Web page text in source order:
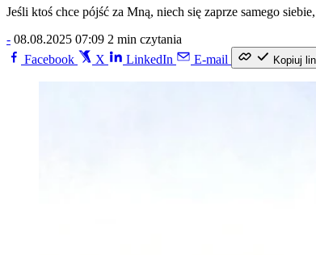
Jeśli ktoś chce pójść za Mną, niech się zaprze samego
- 08.08.2025 07:09 2 min czytania
Facebook
X LinkedIn E-mail Kopiuj